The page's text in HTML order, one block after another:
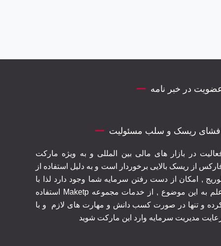
در خبر نامه
ریسک و سلب مسئولیت
در بازار های مالی بین المللی و به ویژه مارکت
از ریسک بالایی برخوردار است و به دلیل استفاده از
, امکان از دست رفتن سرمایه شما وجود دارد لذا با
علم به این موضوع , از خدمات مجموعه Maketp استفاده
و تنها در صورت کسب دانش و مهارت های لازم
و با
مدیریت سرمایه وارد این مارکت شوید